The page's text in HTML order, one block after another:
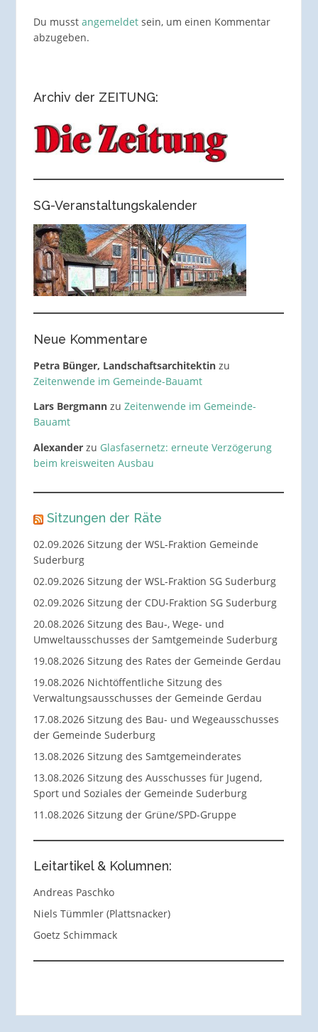
Du musst angemeldetsein, um einen Kommentar
abzugeben.
Archiv der ZEITUNG:
SG-Veranstaltungskalender
Neue Kommentare
Petra Bünger, Landschaftsarchitektinzu
Zeitenwende im Gemeinde-Bauamt
Lars Bergmannzu Zeitenwende im Gemeinde-
Bauamt
Alexanderzu Glasfasernetz: erneute Verzögerung
beim kreisweiten Ausbau
Sitzungen der Räte
02.09.2026 Sitzung der WSL-Fraktion Gemeinde
Suderburg
02.09.2026 Sitzung der WSL-Fraktion SG Suderburg
02.09.2026 Sitzung der CDU-Fraktion SG Suderburg
20.08.2026 Sitzung des Bau-, Wege- und
Umweltausschusses der Samtgemeinde Suderburg
19.08.2026 Sitzung des Rates der Gemeinde Gerdau
19.08.2026 Nichtöffentliche Sitzung des
Verwaltungsausschusses der Gemeinde Gerdau
17.08.2026 Sitzung des Bau- und Wegeausschusses
der Gemeinde Suderburg
13.08.2026 Sitzung des Samtgemeinderates
13.08.2026 Sitzung des Ausschusses für Jugend,
Sport und Soziales der Gemeinde Suderburg
11.08.2026 Sitzung der Grüne/SPD-Gruppe
Leitartikel & Kolumnen:
Andreas Paschko
Niels Tümmler (Plattsnacker)
Goetz Schimmack